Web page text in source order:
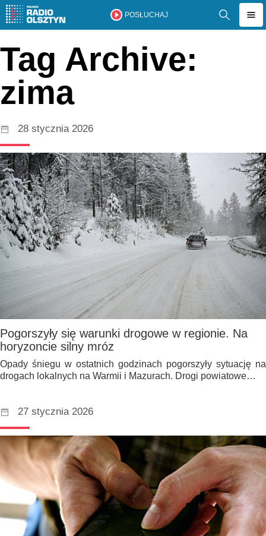
POSŁUCHAJ
Tag Archive:
zima
28 stycznia 2026
Pogorszyły się warunki drogowe w regionie. Na
horyzoncie silny mróz
Opady śniegu w ostatnich godzinach pogorszyły sytuację na
drogach lokalnych na Warmii i Mazurach. Drogi powiatowe…
27 stycznia 2026